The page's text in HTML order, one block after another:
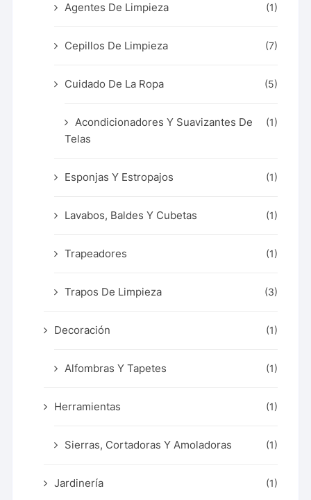
Agentes De Limpieza (1)
Cepillos De Limpieza (7)
Cuidado De La Ropa (5)
Acondicionadores Y Suavizantes De
Telas
(1)
Esponjas Y Estropajos (1)
Lavabos, Baldes Y Cubetas (1)
Trapeadores (1)
Trapos De Limpieza (3)
Decoración (1)
Alfombras Y Tapetes (1)
Herramientas (1)
Sierras, Cortadoras Y Amoladoras (1)
Jardinería (1)